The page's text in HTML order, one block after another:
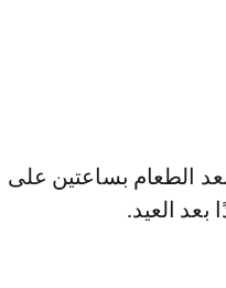
الطعام بساعتين على
العيد.